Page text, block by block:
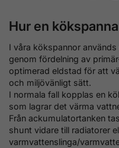
Hur en
I våra kökspannor
genom fördelning av
optimerad eldstad för att
och miljövänligt sätt.
I normala fall kopplas en
som lagrar det värma
Från ackumulatortanken
shunt vidare till radiatorer
varmvattenslinga/